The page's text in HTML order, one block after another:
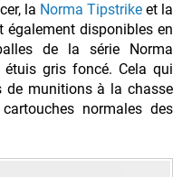
la Norma Tipstrike et la
disponibles en
de la série Norma
gris foncé. Cela qui
de munitions à la chasse
normales des